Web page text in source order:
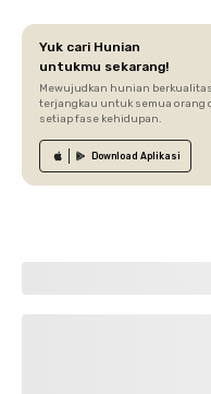
Yuk cari Hunian
untukmu sekarang!
Mewujudkan hunian
terjangkau untuk semua orang
setiap fase kehidupan.
Download Aplikasi